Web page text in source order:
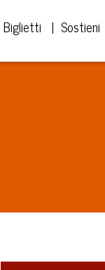
Biglietti Sostieni